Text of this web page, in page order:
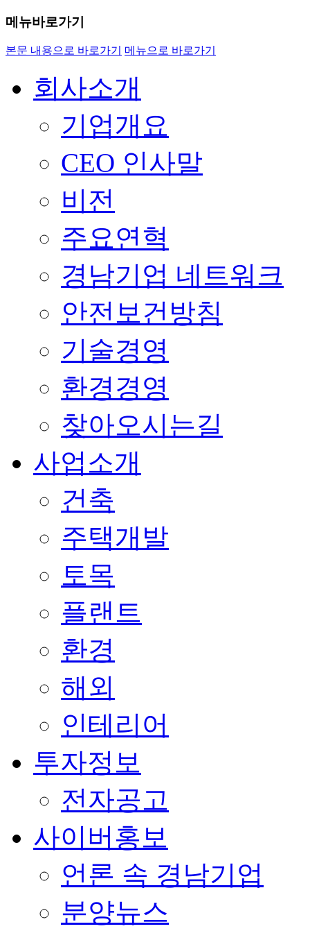
메뉴바로가기
본문 내용으로 바로가기 메뉴으로 바로가기
회사소개
기업개요
CEO 인사말
비전
주요연혁
경남기업 네트워크
안전보건방침
기술경영
환경경영
찾아오시는길
사업소개
건축
주택개발
토목
플랜트
환경
해외
인테리어
투자정보
전자공고
사이버홍보
언론 속 경남기업
분양뉴스